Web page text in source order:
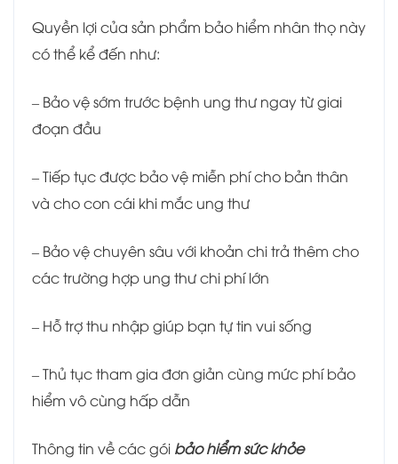
Quyền lợi của sản phẩm bảo hiểm nhân thọ này
có thể kể đến như:
– Bảo vệ sớm trước bệnh ung thư ngay từ giai
đoạn đầu
– Tiếp tục được bảo vệ miễn phí cho bản thân
và cho con cái khi mắc ung thư
– Bảo vệ chuyên sâu với khoản chi trả thêm cho
các trường hợp ung thư chi phí lớn
– Hỗ trợ thu nhập giúp bạn tự tin vui sống
– Thủ tục tham gia đơn giản cùng mức phí bảo
hiểm vô cùng hấp dẫn
Thông tin về các gói bảo hiểm sức khỏe